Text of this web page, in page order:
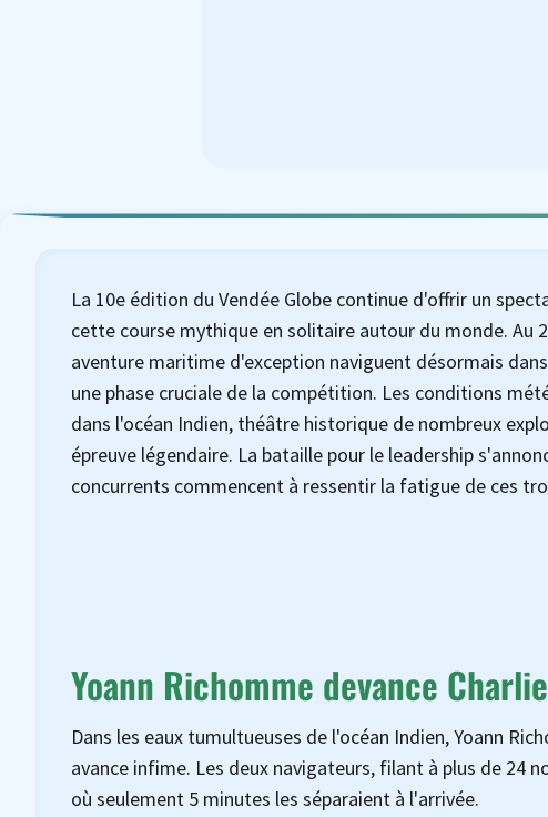
La 10e édition du Vendée Globe continue d'offrir un
cette course mythique en solitaire autour du monde. Au
aventure maritime d'exception naviguent désormais
une phase cruciale de la compétition. Les conditions
dans l'océan Indien, théâtre historique de nombreux
épreuve légendaire. La bataille pour le leadership
concurrents commencent à ressentir la fatigue de ces
Yoann Richomme devance
Dans les eaux tumultueuses de l'océan Indien, Yoann
avance infime. Les deux navigateurs, filant à plus de 24
où seulement 5 minutes les séparaient à l'arrivée.